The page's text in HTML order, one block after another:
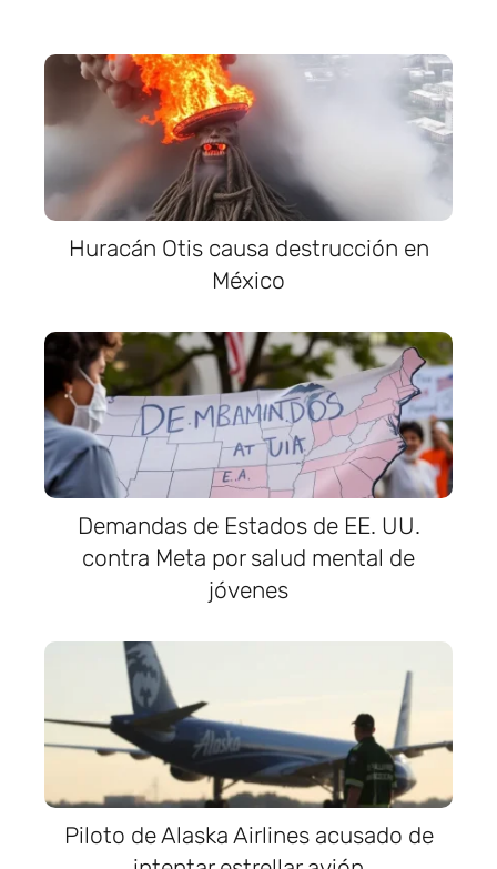
Huracán Otis causa destrucción en
México
Demandas de Estados de EE. UU.
contra Meta por salud mental de
jóvenes
Piloto de Alaska Airlines acusado de